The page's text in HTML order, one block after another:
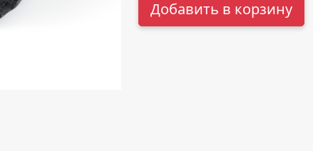
Добавить в корзину